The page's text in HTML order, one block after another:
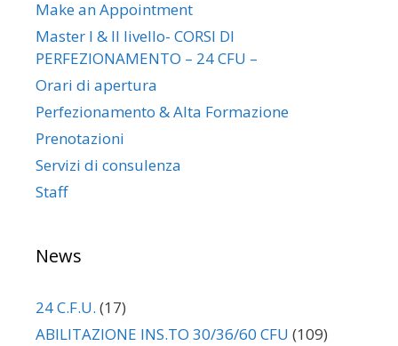
Make an Appointment
Master I & II livello- CORSI DI
PERFEZIONAMENTO – 24 CFU –
Orari di apertura
Perfezionamento & Alta Formazione
Prenotazioni
Servizi di consulenza
Staff
News
24 C.F.U. (17)
ABILITAZIONE INS.TO 30/36/60 CFU (109)